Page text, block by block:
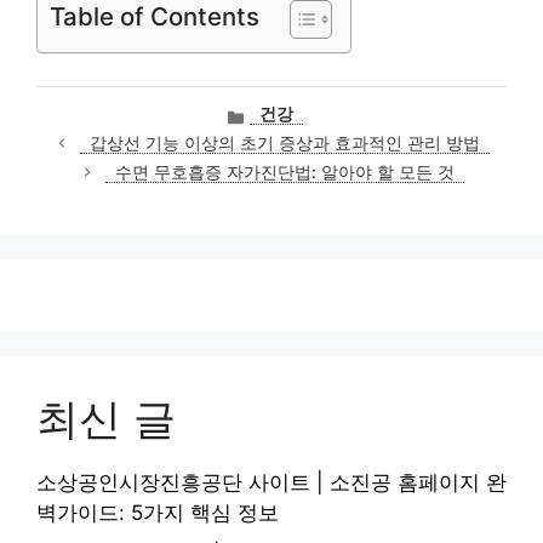
Table of Contents
카
테
고
리
건강
갑상선 기능 이상의 초기 증상과 효과적인 관리 방법
수면 무호흡증 자가진단법: 알아야 할 모든 것
최신 글
소상공인시장진흥공단 사이트 | 소진공 홈페이지 완
벽가이드: 5가지 핵심 정보